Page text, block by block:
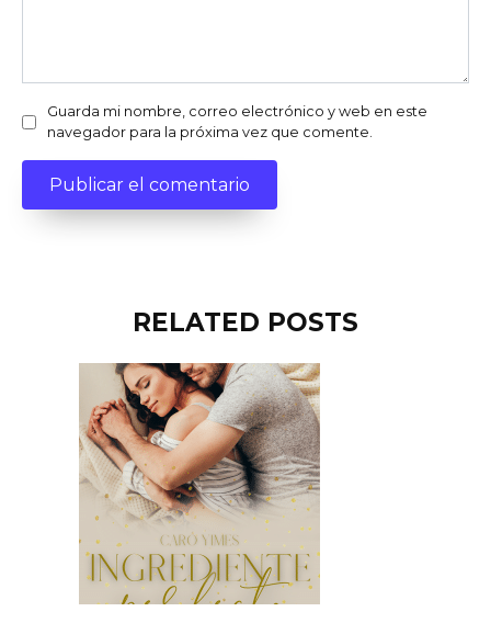
Guarda mi nombre, correo electrónico y web en este
navegador para la próxima vez que comente.
RELATED POSTS